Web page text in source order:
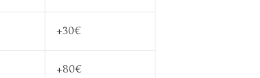
+30€
+80€